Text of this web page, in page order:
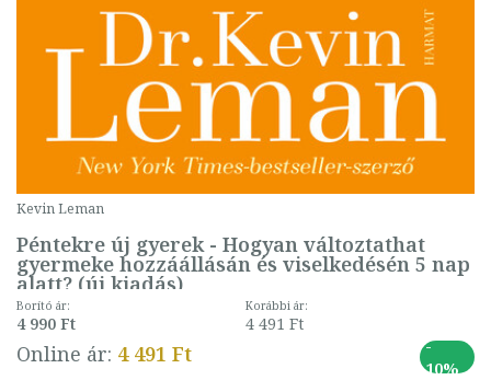
Kevin Leman
Péntekre új gyerek - Hogyan változtathat
gyermeke hozzáállásán és viselkedésén 5 nap
alatt? (új kiadás)
Borító ár:
4 990 Ft
Korábbi ár:
4 491 Ft
Online ár: 4 491 Ft
-
10%